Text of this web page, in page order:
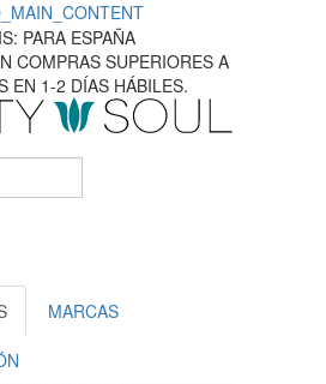
PARA ESPAÑA
COMPRAS SUPERIORES A
EN 1-2 DÍAS HÁBILES.
MARCAS